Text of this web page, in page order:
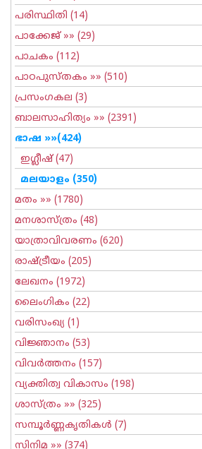
പരിസ്ഥിതി (14)
പാക്കേജ് »» (29)
പാചകം (112)
പാഠപുസ്തകം »» (510)
പ്രസംഗകല (3)
ബാലസാഹിത്യം »» (2391)
ഭാഷ »»(424)
ഇഗ്ലീഷ്(47)
മലയാളം (350)
മതം »» (1780)
മനശാസ്ത്രം (48)
യാത്രാവിവരണം (620)
രാഷ്ട്രീയം (205)
ലേഖനം (1972)
ലൈംഗികം (22)
വരിസംഖ്യ (1)
വിജ്ഞാനം (53)
വിവര്‍ത്തനം (157)
വ്യക്തിത്വ വികാസം (198)
ശാസ്ത്രം »» (325)
സമ്പൂര്‍ണ്ണകൃതികള്‍ (7)
സിനിമ »» (374)